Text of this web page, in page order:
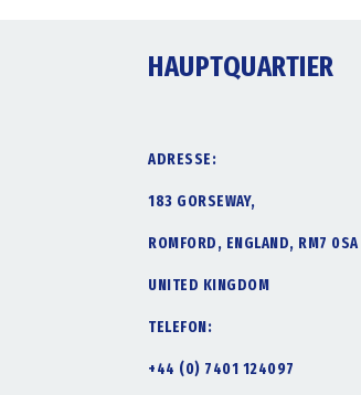
HAUPTQUARTIER
ADRESSE:
183 GORSEWAY,
ROMFORD, ENGLAND, RM7 0SA
UNITED KINGDOM
TELEFON:
+44 (0) 7401 124097